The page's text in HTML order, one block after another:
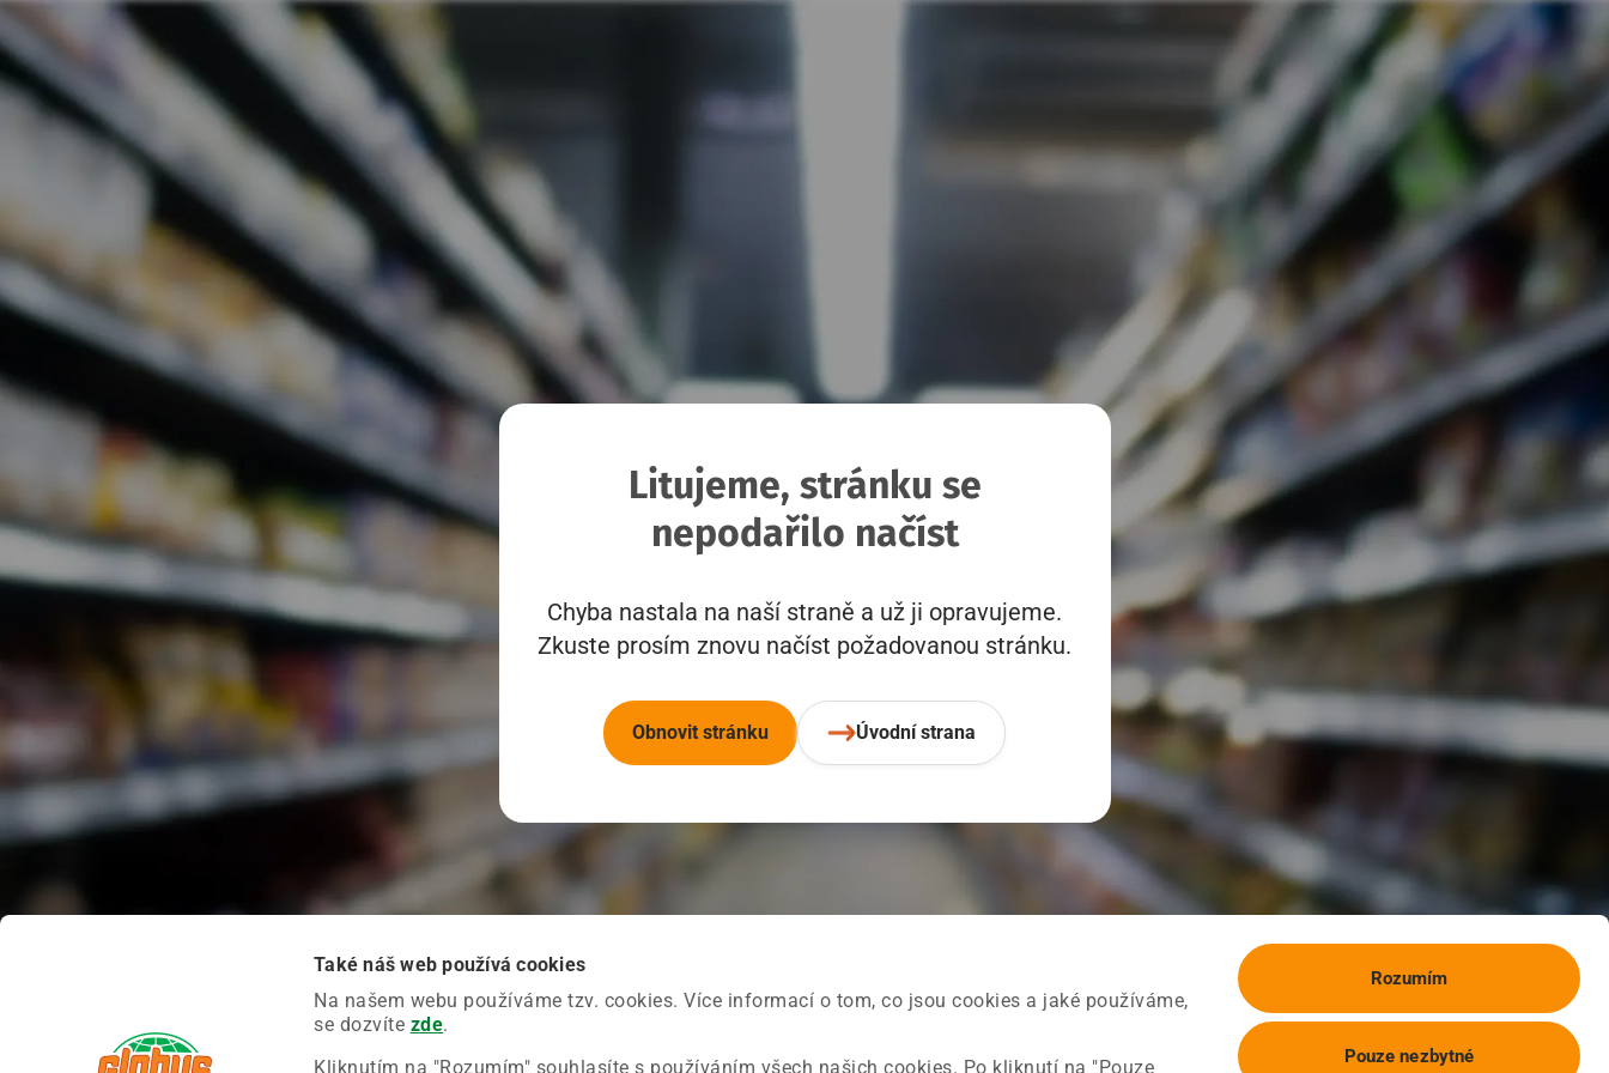
Také náš web používá cookies
Na našem webu používáme tzv. cookies. Více informací o tom, co jsou cookies a jaké používáme,
se dozvíte zde.
Kliknutím na "Rozumím" souhlasíte s používáním všech našich cookies. Po kliknutí na "Pouze
Rozumím
Pouze nezbytné
Litujeme, stránku se
nepodařilo načíst
Chyba nastala na naší straně a už ji opravujeme.
Zkuste prosím znovu načíst požadovanou stránku.
Obnovit stránku Úvodní strana